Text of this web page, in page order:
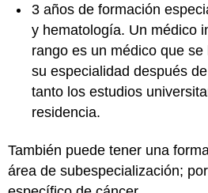
3 años de formación
y hematología. Un médico
rango es un médico que
su especialidad después
tanto los estudios
residencia.
También puede tener una
área de subespecialización;